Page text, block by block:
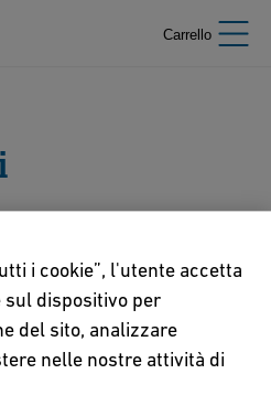
Carrello
i cookie”, l'utente accetta
sul dispositivo per
del sito, analizzare
nelle nostre attività di